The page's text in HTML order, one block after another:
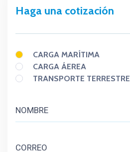
Haga una cotización
CARGA MARÍTIMA
CARGA ÁEREA
TRANSPORTE TERRESTRE